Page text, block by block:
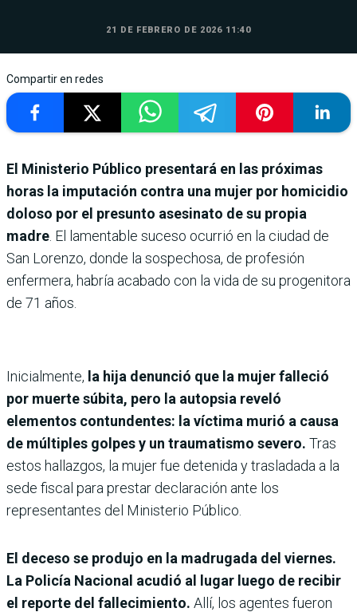
21 DE FEBRERO DE 2026 11:40
Compartir en redes
El Ministerio Público presentará en las próximas
horas la imputación contra una mujer por homicidio
doloso por el presunto asesinato de su propia
madre . El lamentable suceso ocurrió en la ciudad de
San Lorenzo, donde la sospechosa, de profesión
enfermera, habría acabado con la vida de su progenitora
de 71 años.
Inicialmente, la hija denunció que la mujer falleció
por muerte súbita, pero la autopsia reveló
elementos contundentes: la víctima murió a causa
de múltiples golpes y un traumatismo severo. Tras
estos hallazgos, la mujer fue detenida y trasladada a la
sede fiscal para prestar declaración ante los
representantes del Ministerio Público.
El deceso se produjo en la madrugada del viernes.
La Policía Nacional acudió al lugar luego de recibir
el reporte del fallecimiento. Allí, los agentes fueron